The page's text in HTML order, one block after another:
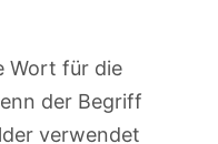
Wort für die
der Begriff
verwendet